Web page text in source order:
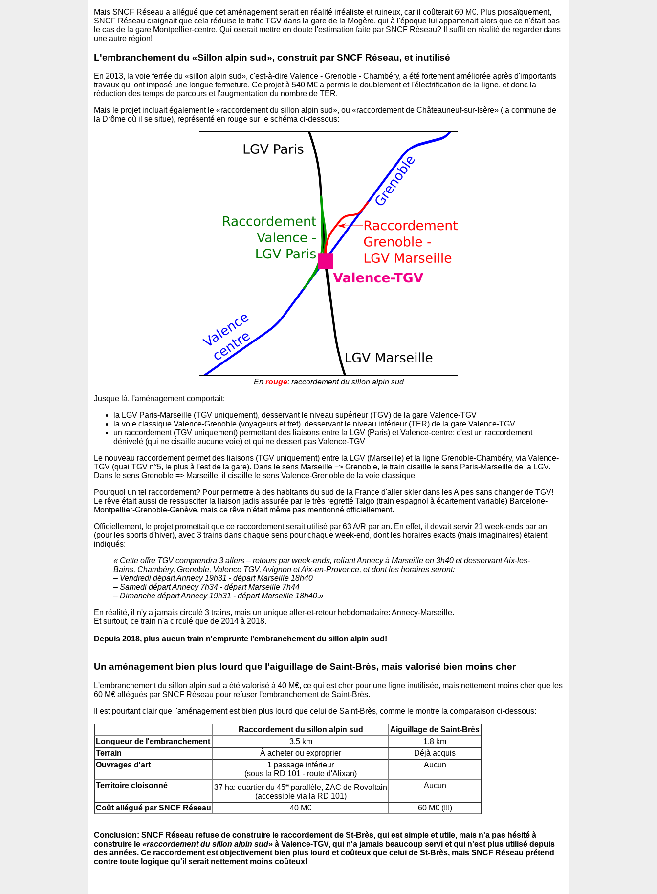
Mais SNCF Réseau a allégué que cet aménagement serait en réalité irréaliste et ruineux, car il coûterait 60 M€. Plus prosaïquement,
SNCF Réseau craignait que cela réduise le trafic TGV dans la gare de la Mogère, qui à l'époque lui appartenait alors que ce n'était pas
le cas de la gare Montpellier-centre. Qui oserait mettre en doute l'estimation faite par SNCF Réseau? Il suffit en réalité de regarder dans
une autre région!
L'embranchement du «Sillon alpin sud», construit par SNCF Réseau, et inutilisé
En 2013, la voie ferrée du «sillon alpin sud», c'est-à-dire Valence - Grenoble - Chambéry, a été fortement améliorée après d'importants
travaux qui ont imposé une longue fermeture. Ce projet à 540 M€ a permis le doublement et l'électrification de la ligne, et donc la
réduction des temps de parcours et l'augmentation du nombre de TER.
Mais le projet incluait également le «raccordement du sillon alpin sud», ou «raccordement de Châteauneuf-sur-Isère» (la commune de
la Drôme où il se situe), représenté en rouge sur le schéma ci-dessous:
En rouge: raccordement du sillon alpin sud
Jusque là, l'aménagement comportait:
la LGV Paris-Marseille (TGV uniquement), desservant le niveau supérieur (TGV) de la gare Valence-TGV
la voie classique Valence-Grenoble (voyageurs et fret), desservant le niveau inférieur (TER) de la gare Valence-TGV
un raccordement (TGV uniquement) permettant des liaisons entre la LGV (Paris) et Valence-centre; c'est un raccordement
dénivelé (qui ne cisaille aucune voie) et qui ne dessert pas Valence-TGV
Le nouveau raccordement permet des liaisons (TGV uniquement) entre la LGV (Marseille) et la ligne Grenoble-Chambéry, via Valence-
TGV (quai TGV n°5, le plus à l'est de la gare). Dans le sens Marseille => Grenoble, le train cisaille le sens Paris-Marseille de la LGV.
Dans le sens Grenoble => Marseille, il cisaille le sens Valence-Grenoble de la voie classique.
Pourquoi un tel raccordement? Pour permettre à des habitants du sud de la France d'aller skier dans les Alpes sans changer de TGV!
Le rêve était aussi de ressusciter la liaison jadis assurée par le très regretté Talgo (train espagnol à écartement variable) Barcelone-
Montpellier-Grenoble-Genève, mais ce rêve n'était même pas mentionné officiellement.
Officiellement, le projet promettait que ce raccordement serait utilisé par 63 A/R par an. En effet, il devait servir 21 week-ends par an
(pour les sports d'hiver), avec 3 trains dans chaque sens pour chaque week-end, dont les horaires exacts (mais imaginaires) étaient
indiqués:
« Cette offre TGV comprendra 3 allers – retours par week-ends, reliant Annecy à Marseille en 3h40 et desservant Aix-les-
Bains, Chambéry, Grenoble, Valence TGV, Avignon et Aix-en-Provence, et dont les horaires seront:
– Vendredi départ Annecy 19h31 - départ Marseille 18h40
– Samedi départ Annecy 7h34 - départ Marseille 7h44
– Dimanche départ Annecy 19h31 - départ Marseille 18h40.»
En réalité, il n'y a jamais circulé 3 trains, mais un unique aller-et-retour hebdomadaire: Annecy-Marseille.
Et surtout, ce train n'a circulé que de 2014 à 2018.
Depuis 2018, plus aucun train n'emprunte l'embranchement du sillon alpin sud!
Un aménagement bien plus lourd que l'aiguillage de Saint-Brès, mais valorisé bien moins cher
L'embranchement du sillon alpin sud a été valorisé à 40 M€, ce qui est cher pour une ligne inutilisée, mais nettement moins cher que les
60 M€ allégués par SNCF Réseau pour refuser l'embranchement de Saint-Brès.
Il est pourtant clair que l'aménagement est bien plus lourd que celui de Saint-Brès, comme le montre la comparaison ci-dessous:
Raccordement du sillon alpin sud
Aiguillage de Saint-Brès
Longueur de l'embranchement
3.5 km
1.8 km
Terrain
À acheter ou exproprier
Déjà acquis
Ouvrages d'art
1 passage inférieur
(sous la RD 101 - route d'Alixan)
Aucun
Territoire cloisonné 37 ha: quartier du 45e parallèle, ZAC de Rovaltain
(accessible via la RD 101)
Aucun
Coût allégué par SNCF Réseau 40 M€ 60 M€ (!!!)
Conclusion: SNCF Réseau refuse de construire le raccordement de St-Brès, qui est simple et utile, mais n'a pas hésité à
construire le «raccordement du sillon alpin sud» à Valence-TGV, qui n'a jamais beaucoup servi et qui n'est plus utilisé depuis
des années. Ce raccordement est objectivement bien plus lourd et coûteux que celui de St-Brès, mais SNCF Réseau prétend
contre toute logique qu'il serait nettement moins coûteux!